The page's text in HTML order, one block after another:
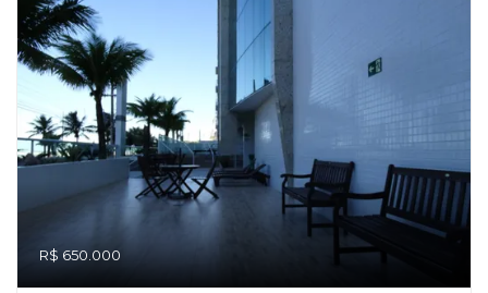
R$ 650.000